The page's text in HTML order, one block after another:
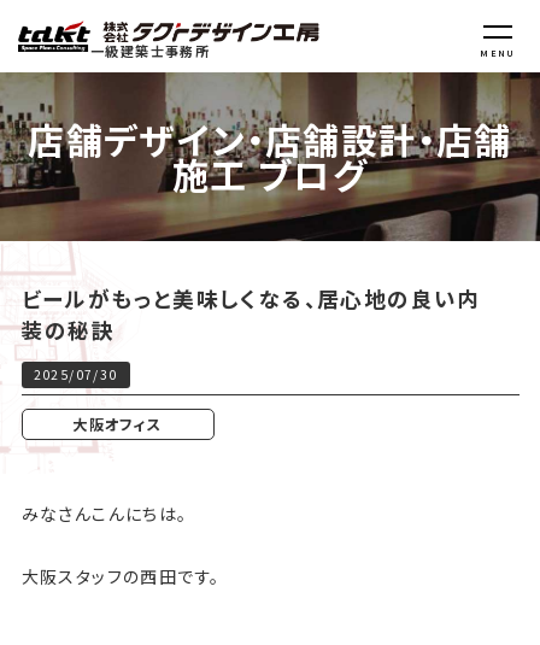
一級建築士事務所 MENU
店舗デザイン・店舗設計・店舗
施工 ブログ
ビールがもっと美味しくなる、居心地の良い内
装の秘訣
2025/07/30
大阪オフィス
みなさんこんにちは。
大阪スタッフの西田です。